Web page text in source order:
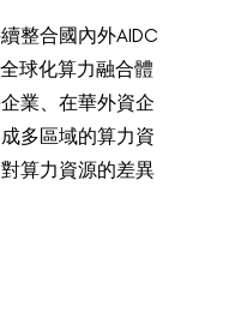
整合國內外AIDC
球化算力融合體
業、在華外資企
多區域的算力資
算力資源的差異